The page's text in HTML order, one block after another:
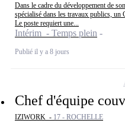
Dans le cadre du développement de
spécialisé dans les travaux publics,
Le poste requiert une...
Intérim - Temps plein
Publié il y a 8 jours
Chef d'équipe
IZIWORK - 17 - ROCHELLE